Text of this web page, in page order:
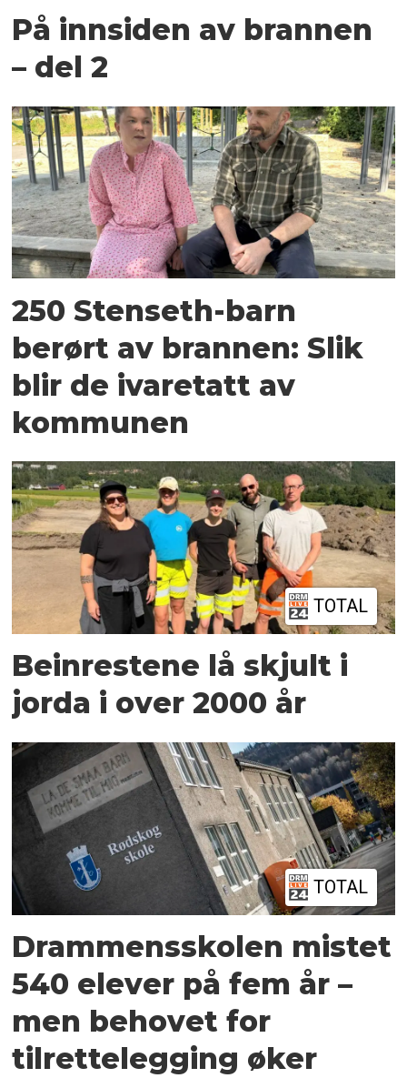
På innsiden av brannen
– del 2
250 Stenseth-barn
berørt av brannen: Slik
blir de ivaretatt av
kommunen
TOTAL
Beinrestene lå skjult i
jorda i over 2000 år
TOTAL
Drammensskolen mistet
540 elever på fem år –
men behovet for
tilrettelegging øker